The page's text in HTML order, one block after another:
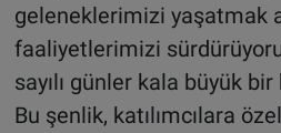
geleneklerimizi yaşatmak
faaliyetlerimizi
sayılı günler kala büyük
Bu şenlik, katılımcılara